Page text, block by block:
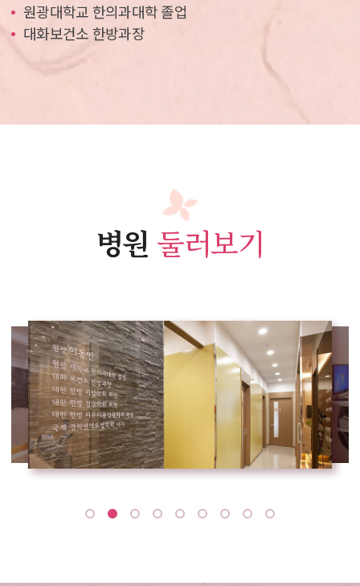
원광대학교 한의과대학 졸업
대화보건소 한방과장
병원 둘러보기